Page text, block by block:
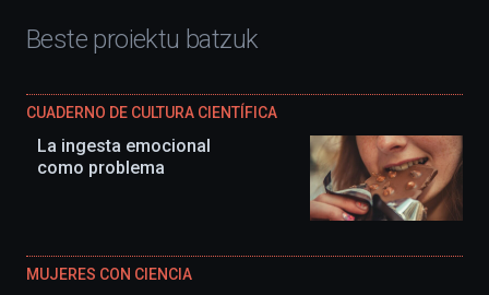
Beste proiektu batzuk
CUADERNO DE CULTURA CIENTÍFICA
La ingesta emocional
como problema
MUJERES CON CIENCIA